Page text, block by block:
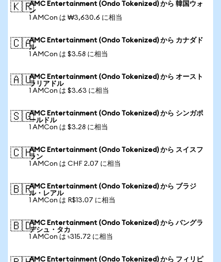
🇰🇷AMC Entertainment (Ondo Tokenized) から 韓国ウォ
ン
1 AMCon は ₩3,630.6 に相当
🇨🇦AMC Entertainment (Ondo Tokenized) から カナダド
ル
1 AMCon は $3.58 に相当
🇦🇺AMC Entertainment (Ondo Tokenized) から オースト
ラリアドル
1 AMCon は $3.63 に相当
🇸🇬AMC Entertainment (Ondo Tokenized) から シンガポ
ールドル
1 AMCon は $3.28 に相当
🇨🇭AMC Entertainment (Ondo Tokenized) から スイスフ
ラン
1 AMCon は CHF 2.07 に相当
🇧🇷AMC Entertainment (Ondo Tokenized) から ブラジ
ル・レアル
1 AMCon は R$13.07 に相当
🇧🇩AMC Entertainment (Ondo Tokenized) から バングラ
デシュ・タカ
1 AMCon は ৳315.72 に相当
AMC Entertainment (Ondo Tokenized) から フィリピ